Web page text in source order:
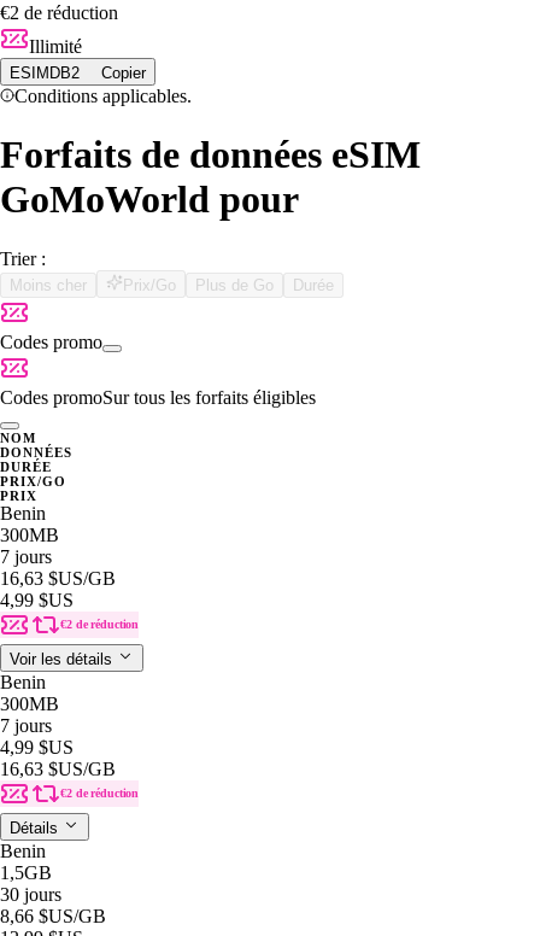
€2 de réduction
Illimité
ESIMDB2 Copier
Conditions applicables.
Forfaits de données eSIM
GoMoWorld pour
Trier :
Moins cher Prix/Go Plus de Go Durée
Codes promo
Codes promoSur tous les forfaits éligibles
NOM
DONNÉES
DURÉE
PRIX/GO
PRIX
Benin
300MB
7 jours
16,63 $US/GB
4,99 $US
€2 de réduction
Voir les détails
Benin
300MB
7 jours
4,99 $US
16,63 $US/GB
€2 de réduction
Détails
Benin
1,5GB
30 jours
8,66 $US/GB